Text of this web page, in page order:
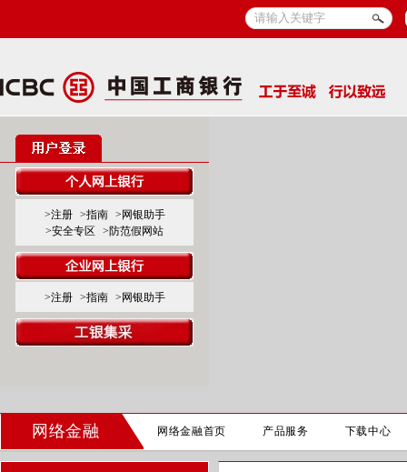
>注册 >指南
>网银助手
>安全专区
>防范假网站
>注册 >指南 >网银助手
网络金融 网络金融首页 产品服务 下载中心